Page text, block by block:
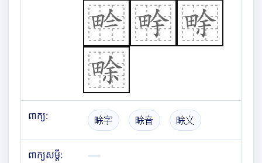
ពាក្យ: 畭字 畭音 畭义
ពាក្យសម្តី: